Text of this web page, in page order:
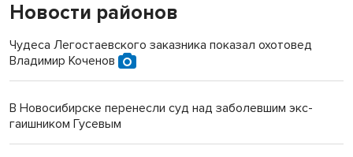
Новости районов
Чудеса Легостаевского заказника показал охотовед
Владимир Коченов
В Новосибирске перенесли суд над заболевшим экс-
гаишником Гусевым